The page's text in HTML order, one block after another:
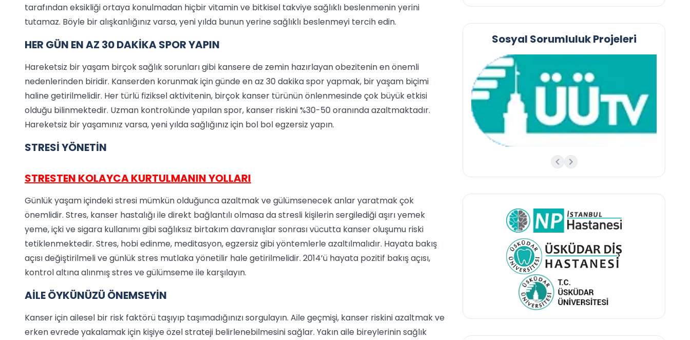
tarafından eksikliği ortaya konulmadan hiçbir vitamin ve bitkisel takviye sağlıklı beslenmenin yerini
tutamaz. Böyle bir alışkanlığınız varsa, yeni yılda bunun yerine sağlıklı beslenmeyi tercih edin.
HER GÜN EN AZ 30 DAKİKA SPOR YAPIN
Hareketsiz bir yaşam birçok sağlık sorunları gibi kansere de zemin hazırlayan obezitenin en önemli
nedenlerinden biridir. Kanserden korunmak için günde en az 30 dakika spor yapmak, bir yaşam biçimi
haline getirilmelidir. Her türlü fiziksel aktivitenin, birçok kanser türünün önlenmesinde çok büyük etkisi
olduğu bilinmektedir. Uzman kontrolünde yapılan spor, kanser riskini %30-50 oranında azaltmaktadır.
Hareketsiz bir yaşamınız varsa, yeni yılda sağlığınız için bol bol egzersiz yapın.
STRESİ YÖNETİN
STRESTEN KOLAYCA KURTULMANIN YOLLARI
Günlük yaşam içindeki stresi mümkün olduğunca azaltmak ve gülümsenecek anlar yaratmak çok
önemlidir. Stres, kanser hastalığı ile direkt bağlantılı olmasa da stresli kişilerin sergilediği aşırı yemek
yeme, içki ve sigara kullanımı gibi sağlıksız birtakım davranışlar sonrası vücutta kanser oluşumu riski
tetiklenmektedir. Stres, hobi edinme, meditasyon, egzersiz gibi yöntemlerle azaltılmalıdır. Hayata bakış
açısı değiştirilmeli ve günlük stres mutlaka yönetilir hale getirilmelidir. 2014’ü hayata pozitif bakış açısı,
kontrol altına alınmış stres ve gülümseme ile karşılayın.
AİLE ÖYKÜNÜZÜ ÖNEMSEYİN
Kanser için ailesel bir risk faktörü taşıyıp taşımadığınızı sorgulayın. Aile geçmişi, kanser riskini azaltmak ve
erken evrede yakalamak için kişiye özel strateji belirlenebilmesini sağlar. Yakın aile bireylerinin sağlık
Sosyal Sorumluluk Projeleri